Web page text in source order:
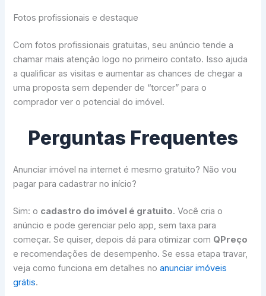
Fotos profissionais e destaque
Com fotos profissionais gratuitas, seu anúncio tende a
chamar mais atenção logo no primeiro contato. Isso ajuda
a qualificar as visitas e aumentar as chances de chegar a
uma proposta sem depender de “torcer” para o
comprador ver o potencial do imóvel.
Perguntas Frequentes
Anunciar imóvel na internet é mesmo gratuito? Não vou
pagar para cadastrar no início?
Sim: o cadastro do imóvel é gratuito. Você cria o
anúncio e pode gerenciar pelo app, sem taxa para
começar. Se quiser, depois dá para otimizar com QPreço
e recomendações de desempenho. Se essa etapa travar,
veja como funciona em detalhes noanunciar imóveis
grátis.